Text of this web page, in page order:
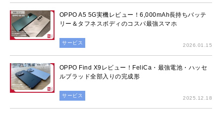
OPPO A5 5G実機レビュー！6,000mAh長持ちバッテ
リー＆タフネスボディのコスパ最強スマホ
サービス 2026.01.15
OPPO Find X9レビュー！FeliCa・最強電池・ハッセ
ルブラッド全部入りの完成形
サービス 2025.12.18